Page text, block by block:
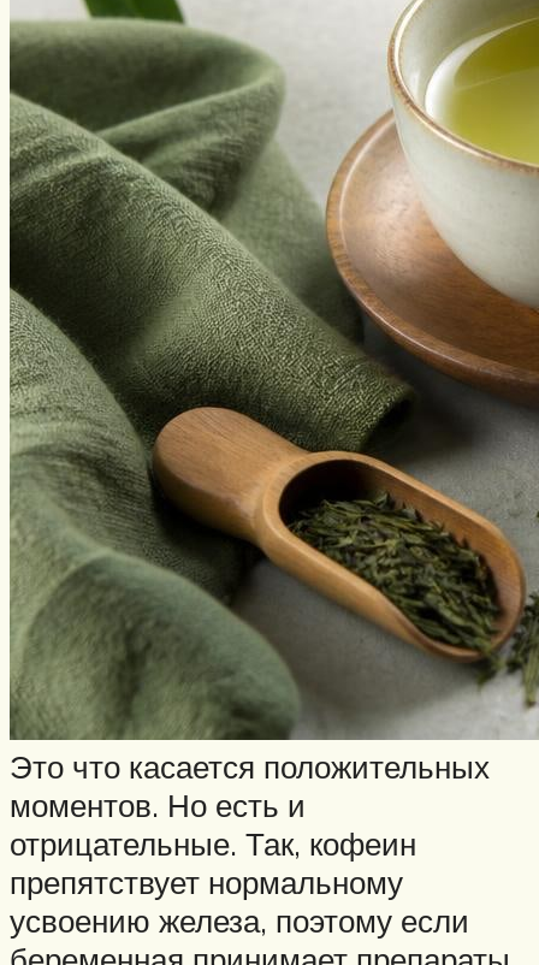
Это что касается положительных
моментов. Но есть и
отрицательные. Так, кофеин
препятствует нормальному
усвоению железа, поэтому если